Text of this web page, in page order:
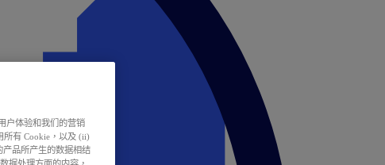
户体验和我们的营销
所有 Cookie，以及 (ii)
产品所产生的数据相结